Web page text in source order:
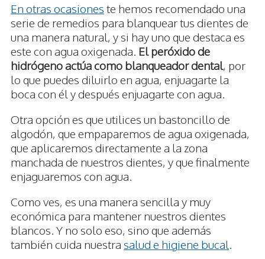
En otras ocasiones te hemos recomendado una
serie de remedios para blanquear tus dientes de
una manera natural, y si hay uno que destaca es
este con agua oxigenada. El peróxido de
hidrógeno actúa como blanqueador dental, por
lo que puedes diluirlo en agua, enjuagarte la
boca con él y después enjuagarte con agua.
Otra opción es que utilices un bastoncillo de
algodón, que empaparemos de agua oxigenada,
que aplicaremos directamente a la zona
manchada de nuestros dientes, y que finalmente
enjaguaremos con agua.
Como ves, es una manera sencilla y muy
económica para mantener nuestros dientes
blancos. Y no solo eso, sino que además
también cuida nuestra salud e higiene bucal.